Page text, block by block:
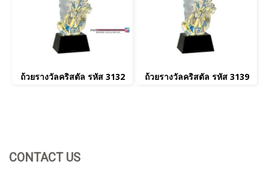
ถ้วยรางวัลคริสตัล รหัส 3132 ถ้วยรางวัลคริสตัล รหัส 3139
CONTACT US